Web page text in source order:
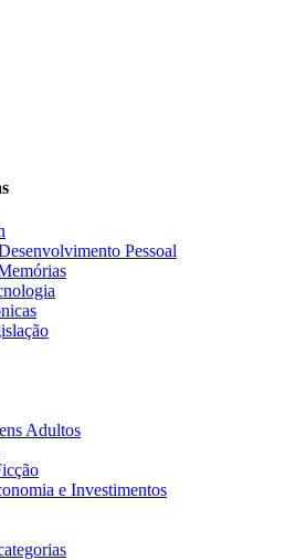
Pessoal
Adultos
e Investimentos